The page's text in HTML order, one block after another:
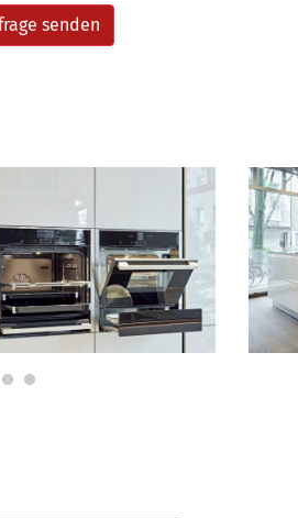
senden